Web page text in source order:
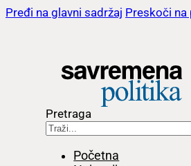
Pređi na glavni sadržaj Preskoči na
Pretraga
Početna